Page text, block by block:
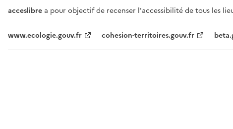
acceslibre a pour objectif de recenser l'accessibilité de tous les
www.ecologie.gouv.fr cohesion-territoires.gouv.fr